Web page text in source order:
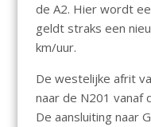
de A2. Hier wordt
geldt straks een
km/uur.
De westelijke afrit
naar de N201 vanaf
De aansluiting naar